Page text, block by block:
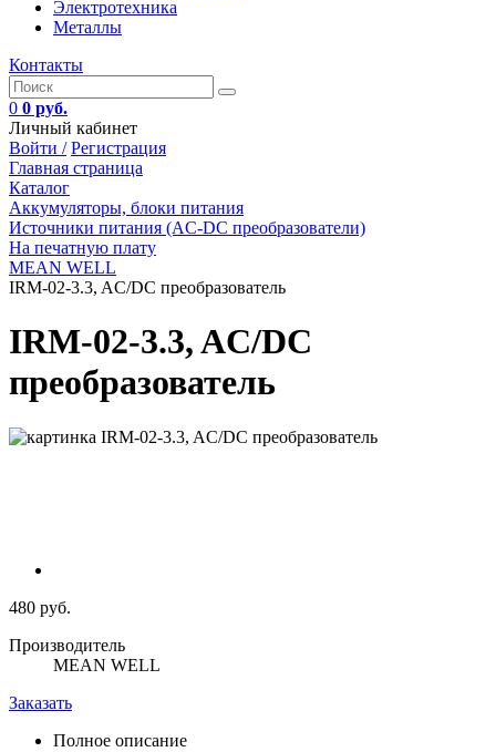
Электротехника
Металлы
Контакты
0 0 руб.
Личный кабинет
Войти / Регистрация
Главная страница
Каталог
Аккумуляторы, блоки питания
Источники питания (AC-DC преобразователи)
На печатную плату
MEAN WELL
IRM-02-3.3, AC/DC преобразователь
IRM-02-3.3, AC/DC
преобразователь
480 руб.
Производитель
MEAN WELL
Заказать
Полное описание